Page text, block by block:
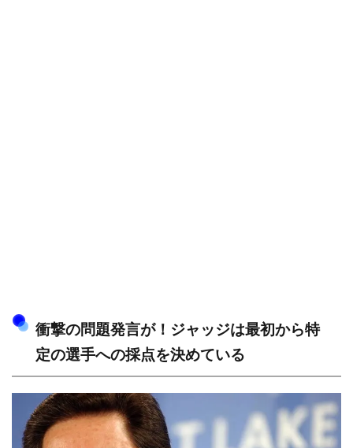
衝撃の問題発言が！ジャッジは最初から特
定の選手への採点を決めている